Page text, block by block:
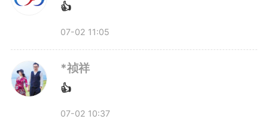
👍
07-02 11:05
*祯祥
👍
07-02 10:37